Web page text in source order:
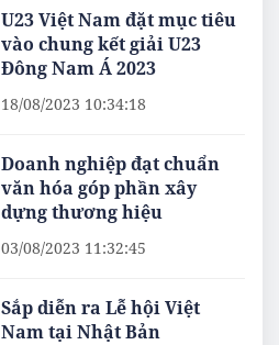
U23 Việt Nam đặt mục tiêu
vào chung kết giải U23
Đông Nam Á 2023
18/08/2023 10:34:18
Doanh nghiệp đạt chuẩn
văn hóa góp phần xây
dựng thương hiệu
03/08/2023 11:32:45
Sắp diễn ra Lễ hội Việt
Nam tại Nhật Bản